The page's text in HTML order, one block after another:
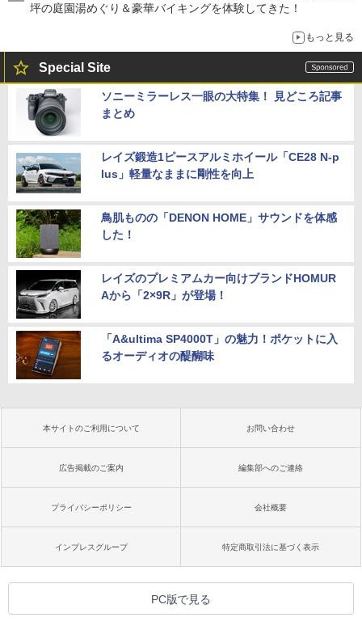
坪の庭園湯めぐり＆豪華バイキングを体験してきた！
もっと見る
Special Site
ソニーミラーレス一眼の大特集！ 見どころ記事
まとめ
レイズ鍛造1ピースアルミホイール「CE28 N-p
lus」軽量なままに剛性を向上
鳥肌ものの「DENON HOME」サウンドを体感
した！
レイズのプレミアムカー向けブランドHOMUR
Aから「2×9R」が登場！
「A&ultima SP4000T」の魅力！ポケットに入
るオーディオの醍醐味
本サイトのご利用について お問い合わせ
広告掲載のご案内 編集部へのご連絡
プライバシーポリシー 会社概要
インプレスグループ 特定商取引法に基づく表示
PC版で見る